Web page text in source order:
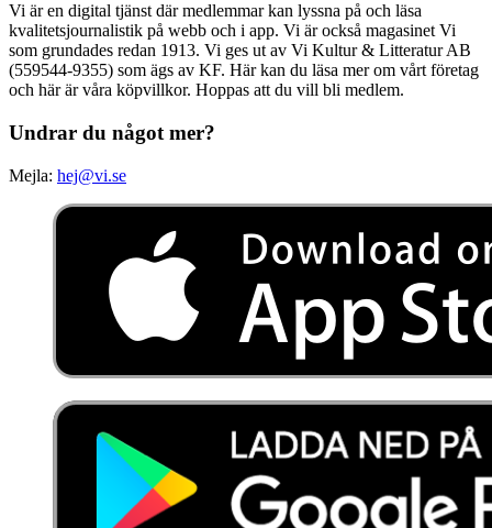
Vi är en digital tjänst där medlemmar kan lyssna på och läsa
kvalitetsjournalistik på webb och i app. Vi är också magasinet Vi
som grundades redan 1913. Vi ges ut av Vi Kultur & Litteratur AB
(559544-9355) som ägs av KF. Här kan du läsa mer om vårt företag
och här är våra köpvillkor. Hoppas att du vill bli medlem.
Undrar du något mer?
Mejla: hej@vi.se